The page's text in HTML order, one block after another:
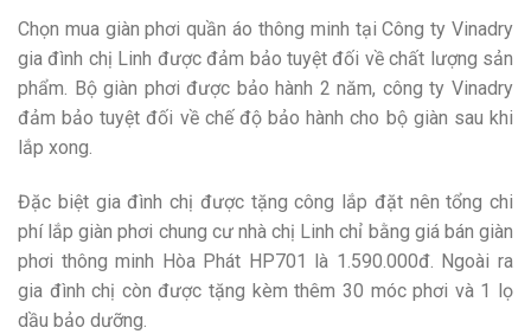
Chọn mua giàn phơi quần áo thông minh tại Công ty Vinadry
gia đình chị Linh được đảm bảo tuyệt đối về chất lượng sản
phẩm. Bộ giàn phơi được bảo hành 2 năm, công ty Vinadry
đảm bảo tuyệt đối về chế độ bảo hành cho bộ giàn sau khi
lắp xong.
Đặc biệt gia đình chị được tặng công lắp đặt nên tổng chi
phí lắp giàn phơi chung cư nhà chị Linh chỉ bằng giá bán giàn
phơi thông minh Hòa Phát HP701 là 1.590.000đ. Ngoài ra
gia đình chị còn được tặng kèm thêm 30 móc phơi và 1 lọ
dầu bảo dưỡng.